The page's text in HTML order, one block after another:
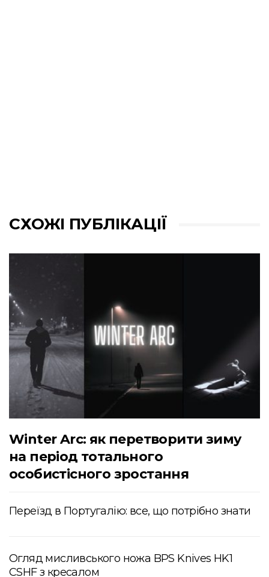
СХОЖІ ПУБЛІКАЦІЇ
Winter Arc: як перетворити зиму
на період тотального
особистісного зростання
Переїзд в Португалію: все, що потрібно знати
Огляд мисливського ножа BPS Knives HK1
CSHF з кресалом